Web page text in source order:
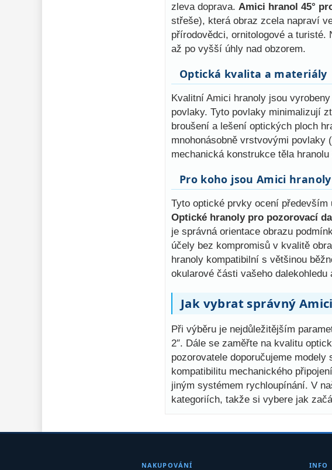
zleva doprava. Amici hranol 45°
střeše), která obraz zcela napraví
přírodovědci, ornitologové a turisté.
až po vyšší úhly nad obzorem.
Optická kvalita a materiály
Kvalitní Amici hranoly jsou
povlaky. Tyto povlaky minimalizují
broušení a lešení optických ploch
mnohonásobně vrstvovými povlaky
mechanická konstrukce těla
Pro koho jsou Amici hranoly
Tyto optické prvky ocení
Optické hranoly pro pozorovací
je správná orientace obrazu
účely bez kompromisů v kvalitě
hranoly kompatibilní s většinou
okularové části vašeho dalekohledu
Jak vybrat správný
Při výběru je nejdůležitějším
2″. Dále se zaměřte na kvalitu
pozorovatele doporučujeme
kompatibilitu mechanického
jiným systémem rychloupínání. V
kategoriích, takže si vybere jak
NAKUPOVÁNÍ INFO